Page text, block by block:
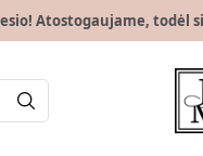
Atostogaujame, todėl